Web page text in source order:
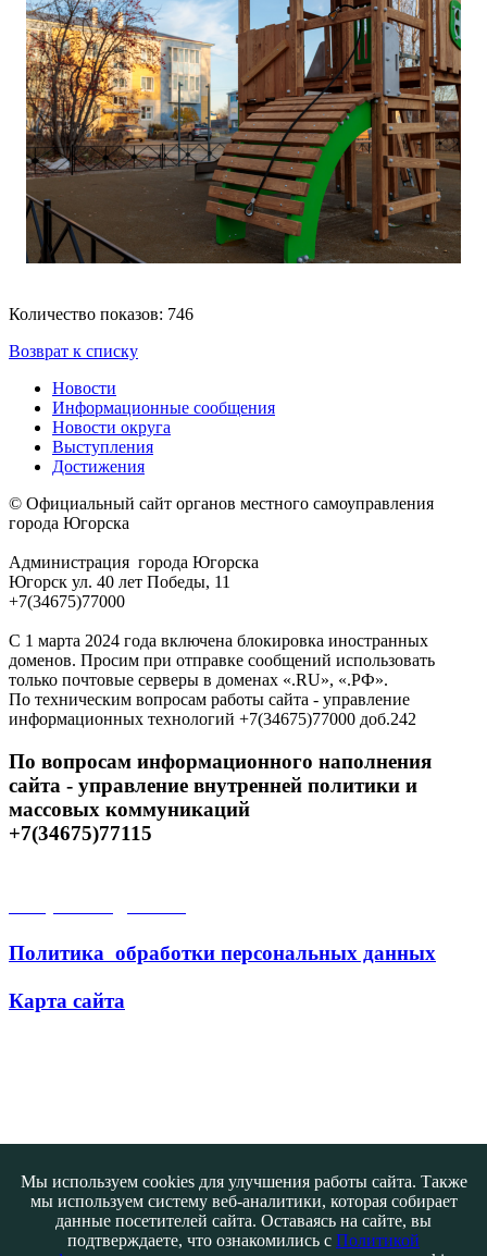
Количество показов: 746
Возврат к списку
Новости
Информационные сообщения
Новости округа
Выступления
Достижения
© Официальный сайт органов местного самоуправления
города Югорска
Администрация города Югорска
Югорск ул. 40 лет Победы, 11
+7(34675)77000
С 1 марта 2024 года включена блокировка иностранных
доменов. Просим при отправке сообщений использовать
только почтовые серверы в доменах «.RU», «.РФ».
По техническим вопросам работы сайта - управление
информационных технологий +7(34675)77000 доб.242
По вопросам информационного наполнения
сайта - управление внутренней политики и
массовых коммуникаций
+7(34675)77115
Политика обработки персональных данных
Карта сайта
Мы используем cookies для улучшения работы сайта. Также
мы используем систему веб-аналитики, которая собирает
данные посетителей сайта. Оставаясь на сайте, вы
подтверждаете, что ознакомились с Политикой